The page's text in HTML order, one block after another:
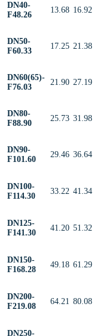
DN40-
F48.26
13.68 16.92
DN50-
F60.33
17.25 21.38
DN60(65)-
F76.03
21.90 27.19
DN80-
F88.90
25.73 31.98
DN90-
F101.60
29.46 36.64
DN100-
F114.30
33.22 41.34
DN125-
F141.30
41.20 51.32
DN150-
F168.28
49.18 61.29
DN200-
F219.08
64.21 80.08
DN250-